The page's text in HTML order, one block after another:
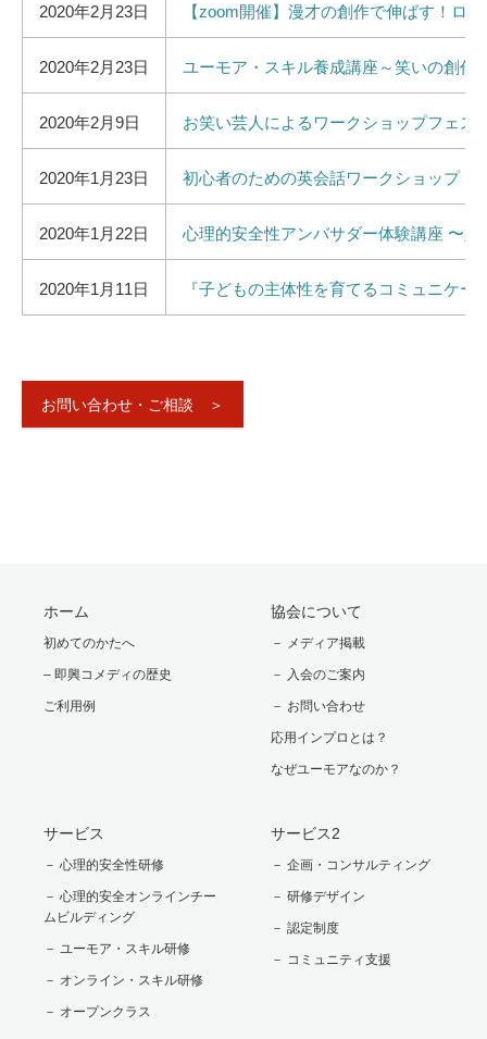
2020年2月23日 【zoom開催】漫才の創作で伸ばす！ロ
2020年2月23日 ユーモア・スキル養成講座～笑いの創作
2020年2月9日 お笑い芸人によるワークショップフェス
2020年1月23日 初心者のための英会話ワークショップ
2020年1月22日 心理的安全性アンバサダー体験講座 〜
2020年1月11日 『子どもの主体性を育てるコミュニケ
お問い合わせ・ご相談 ＞
ホーム
初めてのかたへ
– 即興コメディの歴史
ご利用例
協会について
－ メディア掲載
－ 入会のご案内
－ お問い合わせ
応用インプロとは？
なぜユーモアなのか？
サービス
－ 心理的安全性研修
－ 心理的安全オンラインチー
ムビルディング
－ ユーモア・スキル研修
－ オンライン・スキル研修
－ オープンクラス
サービス2
－ 企画・コンサルティング
－ 研修デザイン
－ 認定制度
－ コミュニティ支援